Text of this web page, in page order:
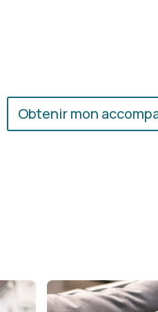
Obtenir mon